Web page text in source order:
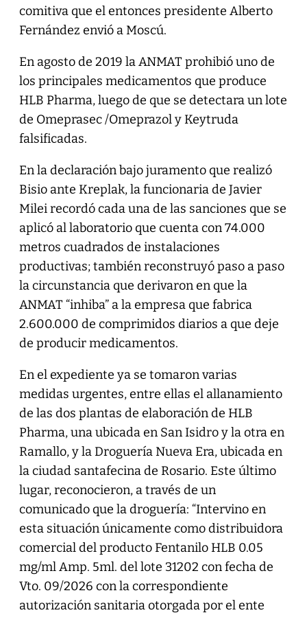
comitiva que el entonces presidente Alberto
Fernández envió a Moscú.
En agosto de 2019 la ANMAT prohibió uno de
los principales medicamentos que produce
HLB Pharma, luego de que se detectara un lote
de Omeprasec /Omeprazol y Keytruda
falsificadas.
En la declaración bajo juramento que realizó
Bisio ante Kreplak, la funcionaria de Javier
Milei recordó cada una de las sanciones que se
aplicó al laboratorio que cuenta con 74.000
metros cuadrados de instalaciones
productivas; también reconstruyó paso a paso
la circunstancia que derivaron en que la
ANMAT “inhiba” a la empresa que fabrica
2.600.000 de comprimidos diarios a que deje
de producir medicamentos.
En el expediente ya se tomaron varias
medidas urgentes, entre ellas el allanamiento
de las dos plantas de elaboración de HLB
Pharma, una ubicada en San Isidro y la otra en
Ramallo, y la Droguería Nueva Era, ubicada en
la ciudad santafecina de Rosario. Este último
lugar, reconocieron, a través de un
comunicado que la droguería: “Intervino en
esta situación únicamente como distribuidora
comercial del producto Fentanilo HLB 0.05
mg/ml Amp. 5ml. del lote 31202 con fecha de
Vto. 09/2026 con la correspondiente
autorización sanitaria otorgada por el ente